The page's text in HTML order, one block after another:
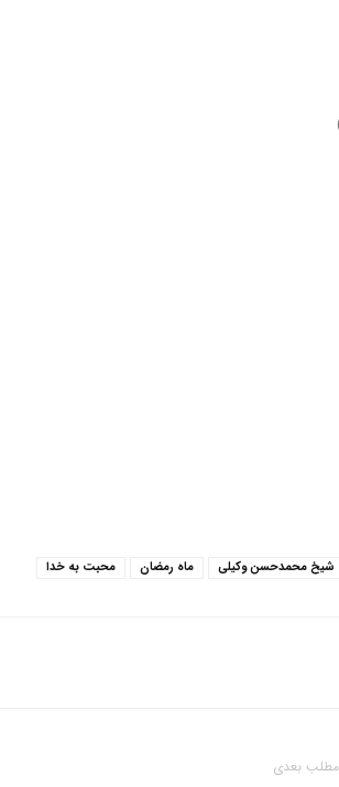
شیخ محمدحسن وکیلی ماه رمضان محبت به خدا
مطلب بعدی